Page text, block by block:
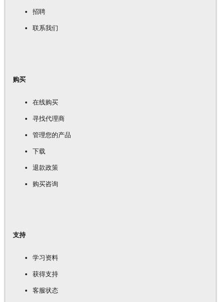
招聘
联系我们
购买
在线购买
寻找代理商
管理您的产品
下载
退款政策
购买咨询
支持
学习资料
获得支持
客服状态